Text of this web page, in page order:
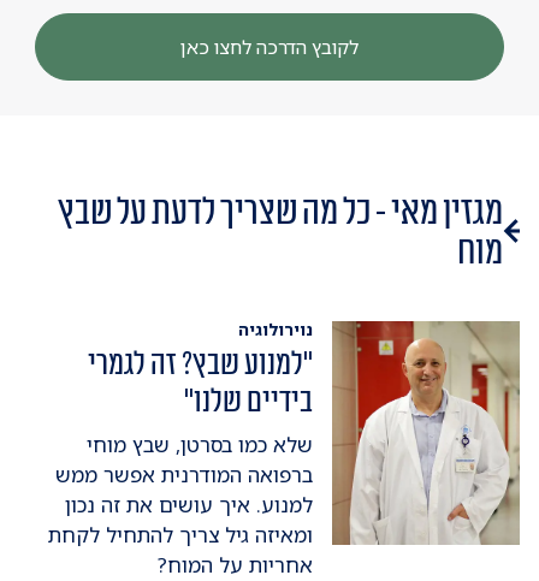
לקובץ הדרכה לחצו כאן
מגזין מאי - כל מה שצריך לדעת על שבץ
מוח
נוירולוגיה
"למנוע שבץ? זה לגמרי
בידיים שלנו"
שלא כמו בסרטן, שבץ מוחי
ברפואה המודרנית אפשר ממש
למנוע. איך עושים את זה נכון
ומאיזה גיל צריך להתחיל לקחת
אחריות על המוח?